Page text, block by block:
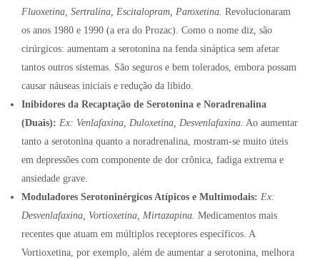
Fluoxetina, Sertralina, Escitalopram, Paroxetina. Revolucionaram
os anos 1980 e 1990 (a era do Prozac). Como o nome diz, são
cirúrgicos: aumentam a serotonina na fenda sináptica sem afetar
tantos outros sistemas. São seguros e bem tolerados, embora possam
causar náuseas iniciais e redução da libido.
Inibidores da Recaptação de Serotonina e Noradrenalina
(Duais): Ex: Venlafaxina, Duloxetina, Desvenlafaxina. Ao aumentar
tanto a serotonina quanto a noradrenalina, mostram-se muito úteis
em depressões com componente de dor crônica, fadiga extrema e
ansiedade grave.
Moduladores Serotoninérgicos Atípicos e Multimodais: Ex:
Desvenlafaxina, Vortioxetina, Mirtazapina. Medicamentos mais
recentes que atuam em múltiplos receptores específicos. A
Vortioxetina, por exemplo, além de aumentar a serotonina, melhora